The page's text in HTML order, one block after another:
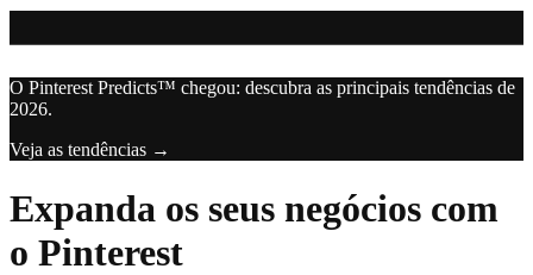
O Pinterest Predicts™ chegou: descubra as principais tendências de
2026.
Veja as tendências →
Expanda os seus negócios com
o Pinterest